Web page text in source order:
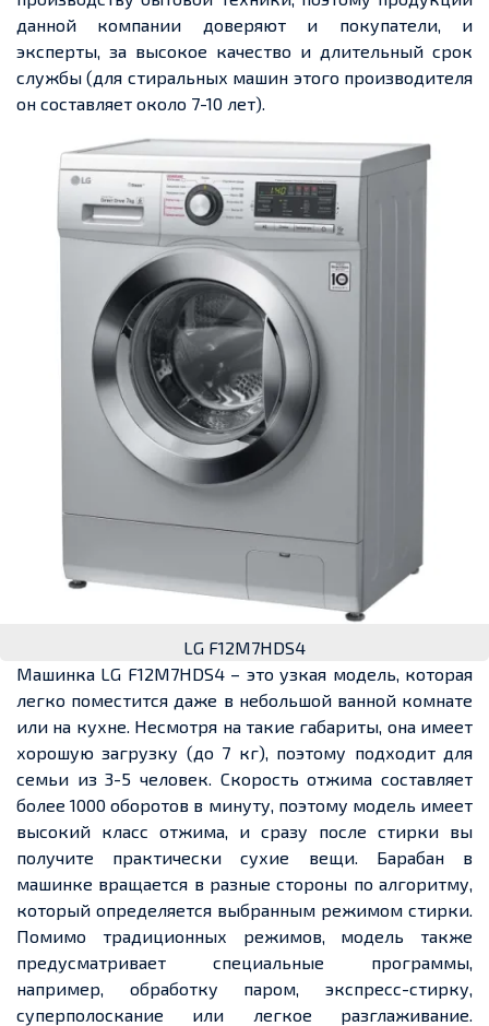
данной компании доверяют и покупатели, и
эксперты, за высокое качество и длительный срок
службы (для стиральных машин этого производителя
он составляет около 7-10 лет).
LG F12M7HDS4
Машинка LG F12M7HDS4 – это узкая модель, которая
легко поместится даже в небольшой ванной комнате
или на кухне. Несмотря на такие габариты, она имеет
хорошую загрузку (до 7 кг), поэтому подходит для
семьи из 3-5 человек. Скорость отжима составляет
более 1000 оборотов в минуту, поэтому модель имеет
высокий класс отжима, и сразу после стирки вы
получите практически сухие вещи. Барабан в
машинке вращается в разные стороны по алгоритму,
который определяется выбранным режимом стирки.
Помимо традиционных режимов, модель также
предусматривает специальные программы,
например, обработку паром, экспресс-стирку,
суперполоскание или легкое разглаживание.